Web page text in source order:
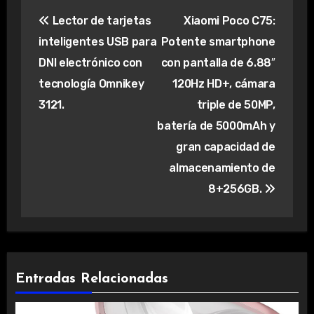
de
entradas
Lector de tarjetas
inteligentes USB para
DNI electrónico con
tecnología Omnikey
3121.
Xiaomi Poco C75:
Potente smartphone
con pantalla de 6.88″
120Hz HD+, cámara
triple de 50MP,
batería de 5000mAh y
gran capacidad de
almacenamiento de
8+256GB.
Entradas Relacionadas